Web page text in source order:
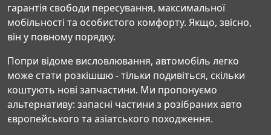
гарантія свободи пересування, максимальної
мобільності та особистого комфорту. Якщо, звісно,
він у повному порядку.
Попри відоме висловлювання, автомобіль легко
може стати розкішшю - тільки подивіться, скільки
коштують нові запчастини. Ми пропонуємо
альтернативу: запасні частини з розібраних авто
європейського та азіатського походження.